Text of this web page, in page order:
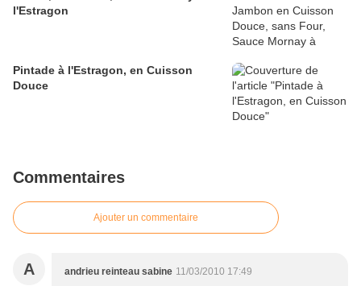
l'Estragon
Pintade à l'Estragon, en Cuisson
Douce
Commentaires
Ajouter un commentaire
A andrieu reinteau sabine 11/03/2010 17:49